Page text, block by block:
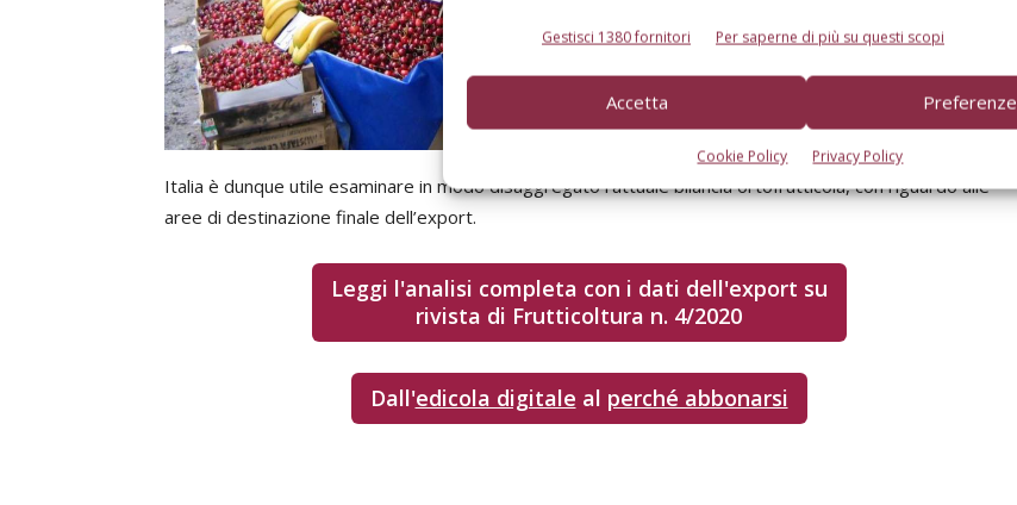
Gestisci 1380 fornitori Per saperne di più su questi scopi
Accetta Preferenze
Cookie Policy Privacy Policy
aree geografiche, ma tra il sistema di
degli operatori che a tali Paesi o aree
geografiche appartengono. In un’ottica di
maggiore internazionalizzazione del sistema
Italia è dunque utile esaminare in modo disaggregato l’attuale bilancia ortofrutticola, con riguardo alle
aree di destinazione finale dell’export.
Leggi l'analisi completa con i dati dell'export su
rivista di Frutticoltura n. 4/2020
Dall'edicola digitale al perché abbonarsi